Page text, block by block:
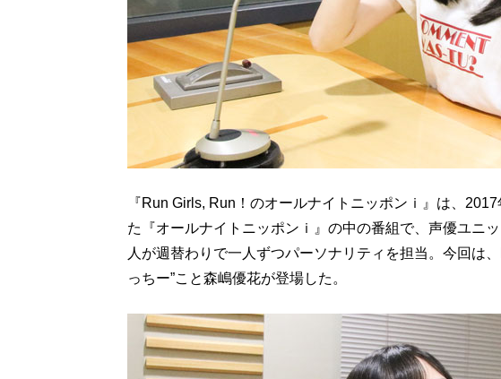
『Run Girls, Run！のオールナイトニッポンｉ』は、
た『オールナイトニッポンｉ』の中の番組で、声優ユニ
人が週替わりで一人ずつパーソナリティを担当。今回は
っちー”こと森嶋優花が登場した。